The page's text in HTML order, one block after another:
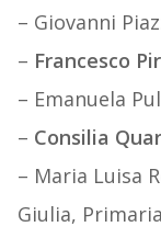
– Giovanni
– Francesco
– Emanuela
– Consilia
– Maria Luisa
Giulia, Primaria